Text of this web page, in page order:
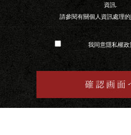
資訊.
請參閱有關個人資訊處理的
我同意隱私權政